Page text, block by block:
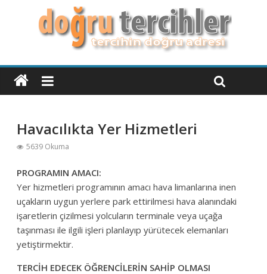
Havacılıkta Yer Hizmetleri
5639 Okuma
PROGRAMIN AMACI:
Yer hizmetleri programının amacı hava limanlarına inen
uçakların uygun yerlere park ettirilmesi hava alanındaki
işaretlerin çizilmesi yolcuların terminale veya uçağa
taşınması ile ilgili işleri planlayıp yürütecek elemanları
yetiştirmektir.
TERCİH EDECEK ÖĞRENCİLERİN SAHİP OLMASI